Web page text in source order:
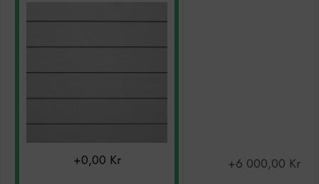
+0,00 Kr +6 000,00 Kr